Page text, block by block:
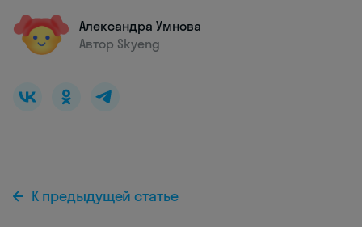
Александра Умнова
Автор Skyeng
К предыдущей статье